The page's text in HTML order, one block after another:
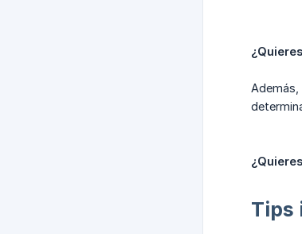
Tips